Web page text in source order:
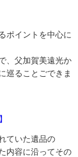
ポイントを中心に
、父加賀美遠光か
巡ることごできま
ていた遺品の
内容に沿ってその